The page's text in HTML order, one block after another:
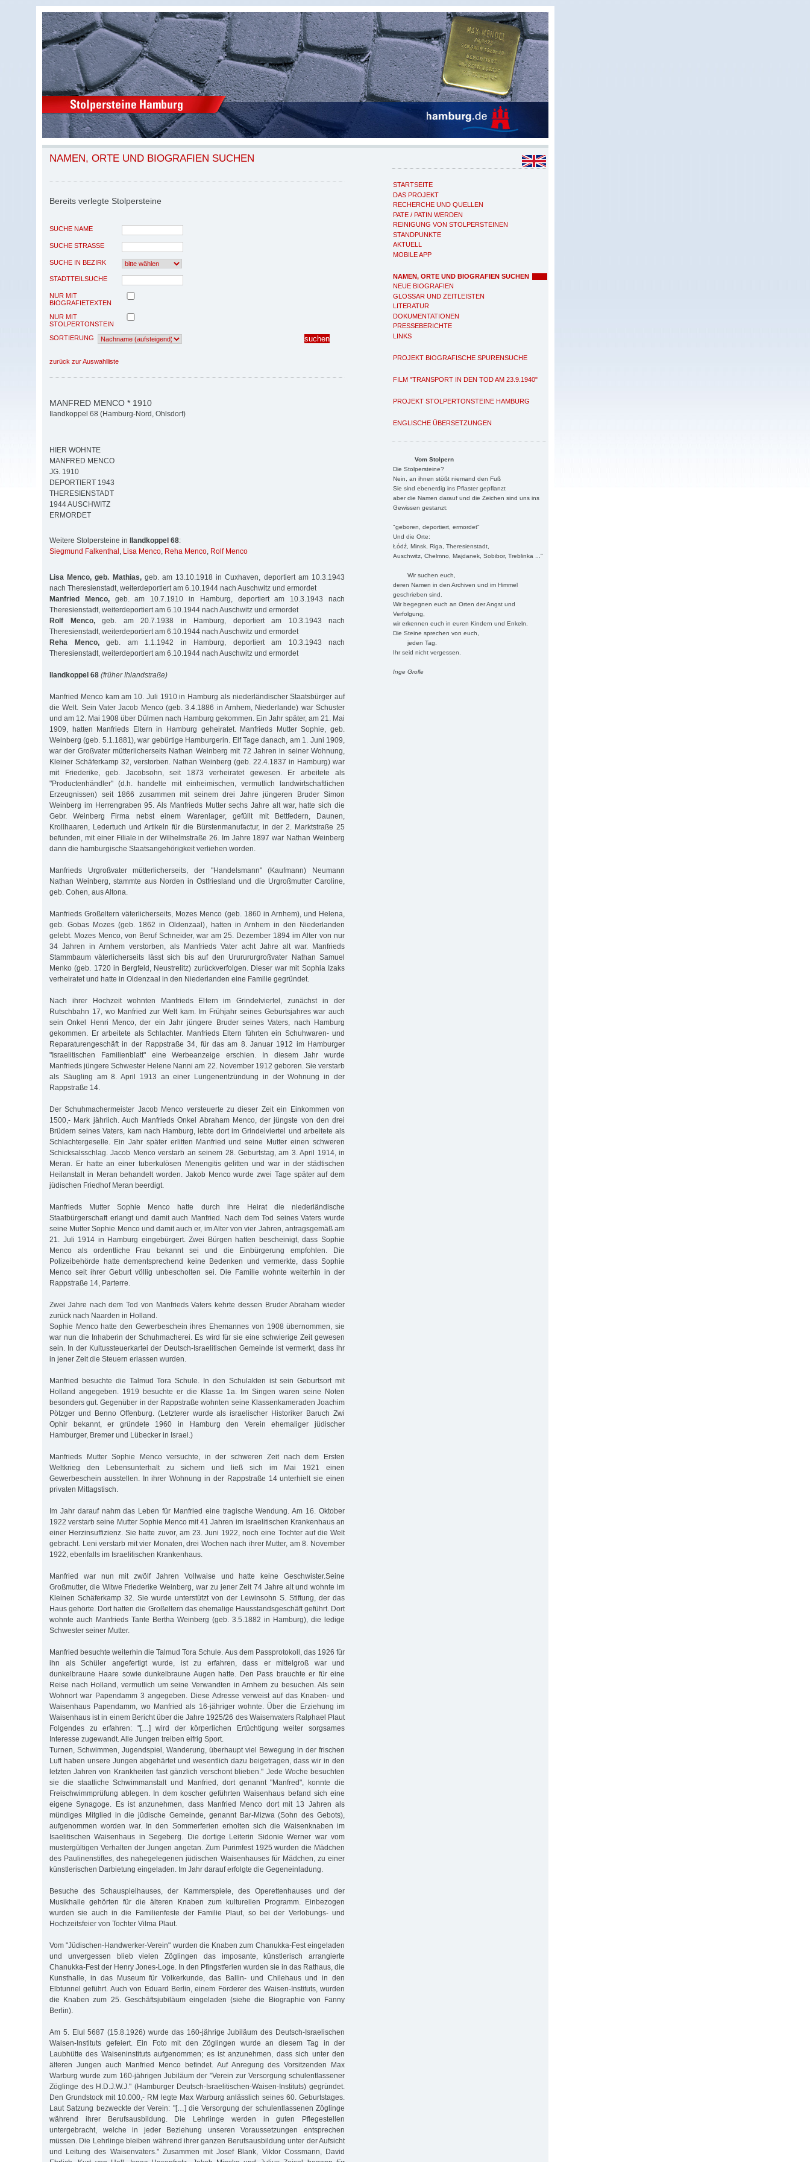
STARTSEITE
DAS PROJEKT
RECHERCHE UND QUELLEN
PATE / PATIN WERDEN
REINIGUNG VON STOLPERSTEINEN
STANDPUNKTE
AKTUELL
MOBILE APP
NAMEN, ORTE UND BIOGRAFIEN SUCHEN
NEUE BIOGRAFIEN
GLOSSAR UND ZEITLEISTEN
LITERATUR
DOKUMENTATIONEN
PRESSEBERICHTE
LINKS
PROJEKT BIOGRAFISCHE SPURENSUCHE
FILM "TRANSPORT IN DEN TOD AM 23.9.1940"
PROJEKT STOLPERTONSTEINE HAMBURG
ENGLISCHE ÜBERSETZUNGEN
Vom Stolpern
Die Stolpersteine?
Nein, an ihnen stößt niemand den Fuß
Sie sind ebenerdig ins Pflaster gepflanzt
aber die Namen darauf und die Zeichen sind uns ins
Gewissen gestanzt:
"geboren, deportiert, ermordet"
Und die Orte:
Łódź, Minsk, Riga, Theresienstadt,
Auschwitz, Chelmno, Majdanek, Sobibor, Treblinka ..."
Wir suchen euch,
deren Namen in den Archiven und im Himmel
geschrieben sind.
Wir begegnen euch an Orten der Angst und
Verfolgung,
wir erkennen euch in euren Kindern und Enkeln.
Die Steine sprechen von euch,
jeden Tag.
Ihr seid nicht vergessen.
Inge Grolle
NAMEN, ORTE UND BIOGRAFIEN SUCHEN
Bereits verlegte Stolpersteine
SUCHE NAME
SUCHE STRASSE
SUCHE IN BEZIRK
STADTTEILSUCHE
NUR MIT
BIOGRAFIETEXTEN
NUR MIT
STOLPERTONSTEIN
SORTIERUNG
zurück zur Auswahlliste
MANFRED MENCO * 1910
Ilandkoppel 68 (Hamburg-Nord, Ohlsdorf)
HIER WOHNTE
MANFRED MENCO
JG. 1910
DEPORTIERT 1943
THERESIENSTADT
1944 AUSCHWITZ
ERMORDET
Weitere Stolpersteine in Ilandkoppel 68:
Siegmund Falkenthal , Lisa Menco, Reha Menco, Rolf Menco
Lisa Menco, geb. Mathias,geb. am 13.10.1918 in Cuxhaven, deportiert am 10.3.1943
nach Theresienstadt, weiterdeportiert am 6.10.1944 nach Auschwitz und ermordet
Manfried Menco,geb. am 10.7.1910 in Hamburg, deportiert am 10.3.1943 nach
Theresienstadt, weiterdeportiert am 6.10.1944 nach Auschwitz und ermordet
Rolf Menco,geb. am 20.7.1938 in Hamburg, deportiert am 10.3.1943 nach
Theresienstadt, weiterdeportiert am 6.10.1944 nach Auschwitz und ermordet
Reha Menco,geb. am 1.1.1942 in Hamburg, deportiert am 10.3.1943 nach
Theresienstadt, weiterdeportiert am 6.10.1944 nach Auschwitz und ermordet
Ilandkoppel 68 (früher Ihlandstraße)
Manfried Menco kam am 10. Juli 1910 in Hamburg als niederländischer Staatsbürger auf
die Welt. Sein Vater Jacob Menco (geb. 3.4.1886 in Arnhem, Niederlande) war Schuster
und am 12. Mai 1908 über Dülmen nach Hamburg gekommen. Ein Jahr später, am 21. Mai
1909, hatten Manfrieds Eltern in Hamburg geheiratet. Manfrieds Mutter Sophie, geb.
Weinberg (geb. 5.1.1881), war gebürtige Hamburgerin. Elf Tage danach, am 1. Juni 1909,
war der Großvater mütterlicherseits Nathan Weinberg mit 72 Jahren in seiner Wohnung,
Kleiner Schäferkamp 32, verstorben. Nathan Weinberg (geb. 22.4.1837 in Hamburg) war
mit Friederike, geb. Jacobsohn, seit 1873 verheiratet gewesen. Er arbeitete als
"Productenhändler" (d.h. handelte mit einheimischen, vermutlich landwirtschaftlichen
Erzeugnissen) seit 1866 zusammen mit seinem drei Jahre jüngeren Bruder Simon
Weinberg im Herrengraben 95. Als Manfrieds Mutter sechs Jahre alt war, hatte sich die
Gebr. Weinberg Firma nebst einem Warenlager, gefüllt mit Bettfedern, Daunen,
Krollhaaren, Ledertuch und Artikeln für die Bürstenmanufactur, in der 2. Marktstraße 25
befunden, mit einer Filiale in der Wilhelmstraße 26. Im Jahre 1897 war Nathan Weinberg
dann die hamburgische Staatsangehörigkeit verliehen worden.
Manfrieds Urgroßvater mütterlicherseits, der "Handelsmann" (Kaufmann) Neumann
Nathan Weinberg, stammte aus Norden in Ostfriesland und die Urgroßmutter Caroline,
geb. Cohen, aus Altona.
Manfrieds Großeltern väterlicherseits, Mozes Menco (geb. 1860 in Arnhem), und Helena,
geb. Gobas Mozes (geb. 1862 in Oldenzaal), hatten in Arnhem in den Niederlanden
gelebt. Mozes Menco, von Beruf Schneider, war am 25. Dezember 1894 im Alter von nur
34 Jahren in Arnhem verstorben, als Manfrieds Vater acht Jahre alt war. Manfrieds
Stammbaum väterlicherseits lässt sich bis auf den Ururururgroßvater Nathan Samuel
Menko (geb. 1720 in Bergfeld, Neustrelitz) zurückverfolgen. Dieser war mit Sophia Izaks
verheiratet und hatte in Oldenzaal in den Niederlanden eine Familie gegründet.
Nach ihrer Hochzeit wohnten Manfrieds Eltern im Grindelviertel, zunächst in der
Rutschbahn 17, wo Manfried zur Welt kam. Im Frühjahr seines Geburtsjahres war auch
sein Onkel Henri Menco, der ein Jahr jüngere Bruder seines Vaters, nach Hamburg
gekommen. Er arbeitete als Schlachter. Manfrieds Eltern führten ein Schuhwaren- und
Reparaturengeschäft in der Rappstraße 34, für das am 8. Januar 1912 im Hamburger
"Israelitischen Familienblatt" eine Werbeanzeige erschien. In diesem Jahr wurde
Manfrieds jüngere Schwester Helene Nanni am 22. November 1912 geboren. Sie verstarb
als Säugling am 8. April 1913 an einer Lungenentzündung in der Wohnung in der
Rappstraße 14.
Der Schuhmachermeister Jacob Menco versteuerte zu dieser Zeit ein Einkommen von
1500,- Mark jährlich. Auch Manfrieds Onkel Abraham Menco, der jüngste von den drei
Brüdern seines Vaters, kam nach Hamburg, lebte dort im Grindelviertel und arbeitete als
Schlachtergeselle. Ein Jahr später erlitten Manfried und seine Mutter einen schweren
Schicksalsschlag. Jacob Menco verstarb an seinem 28. Geburtstag, am 3. April 1914, in
Meran. Er hatte an einer tuberkulösen Menengitis gelitten und war in der städtischen
Heilanstalt in Meran behandelt worden. Jakob Menco wurde zwei Tage später auf dem
jüdischen Friedhof Meran beerdigt.
Manfrieds Mutter Sophie Menco hatte durch ihre Heirat die niederländische
Staatbürgerschaft erlangt und damit auch Manfried. Nach dem Tod seines Vaters wurde
seine Mutter Sophie Menco und damit auch er, im Alter von vier Jahren, antragsgemäß am
21. Juli 1914 in Hamburg eingebürgert. Zwei Bürgen hatten bescheinigt, dass Sophie
Menco als ordentliche Frau bekannt sei und die Einbürgerung empfohlen. Die
Polizeibehörde hatte dementsprechend keine Bedenken und vermerkte, dass Sophie
Menco seit ihrer Geburt völlig unbescholten sei. Die Familie wohnte weiterhin in der
Rappstraße 14, Parterre.
Zwei Jahre nach dem Tod von Manfrieds Vaters kehrte dessen Bruder Abraham wieder
zurück nach Naarden in Holland.
Sophie Menco hatte den Gewerbeschein ihres Ehemannes von 1908 übernommen, sie
war nun die Inhaberin der Schuhmacherei. Es wird für sie eine schwierige Zeit gewesen
sein. In der Kultussteuerkartei der Deutsch-Israelitischen Gemeinde ist vermerkt, dass ihr
in jener Zeit die Steuern erlassen wurden.
Manfried besuchte die Talmud Tora Schule. In den Schulakten ist sein Geburtsort mit
Holland angegeben. 1919 besuchte er die Klasse 1a. Im Singen waren seine Noten
besonders gut. Gegenüber in der Rappstraße wohnten seine Klassenkameraden Joachim
Pötzger und Benno Offenburg. (Letzterer wurde als israelischer Historiker Baruch Zwi
Ophir bekannt, er gründete 1960 in Hamburg den Verein ehemaliger jüdischer
Hamburger, Bremer und Lübecker in Israel.)
Manfrieds Mutter Sophie Menco versuchte, in der schweren Zeit nach dem Ersten
Weltkrieg den Lebensunterhalt zu sichern und ließ sich im Mai 1921 einen
Gewerbeschein ausstellen. In ihrer Wohnung in der Rappstraße 14 unterhielt sie einen
privaten Mittagstisch.
Im Jahr darauf nahm das Leben für Manfried eine tragische Wendung. Am 16. Oktober
1922 verstarb seine Mutter Sophie Menco mit 41 Jahren im Israelitischen Krankenhaus an
einer Herzinsuffizienz. Sie hatte zuvor, am 23. Juni 1922, noch eine Tochter auf die Welt
gebracht. Leni verstarb mit vier Monaten, drei Wochen nach ihrer Mutter, am 8. November
1922, ebenfalls im Israelitischen Krankenhaus.
Manfried war nun mit zwölf Jahren Vollwaise und hatte keine Geschwister.Seine
Großmutter, die Witwe Friederike Weinberg, war zu jener Zeit 74 Jahre alt und wohnte im
Kleinen Schäferkamp 32. Sie wurde unterstützt von der Lewinsohn S. Stiftung, der das
Haus gehörte. Dort hatten die Großeltern das ehemalige Hausstandsgeschäft geführt. Dort
wohnte auch Manfrieds Tante Bertha Weinberg (geb. 3.5.1882 in Hamburg), die ledige
Schwester seiner Mutter.
Manfried besuchte weiterhin die Talmud Tora Schule. Aus dem Passprotokoll, das 1926 für
ihn als Schüler angefertigt wurde, ist zu erfahren, dass er mittelgroß war und
dunkelbraune Haare sowie dunkelbraune Augen hatte. Den Pass brauchte er für eine
Reise nach Holland, vermutlich um seine Verwandten in Arnhem zu besuchen. Als sein
Wohnort war Papendamm 3 angegeben. Diese Adresse verweist auf das Knaben- und
Waisenhaus Papendamm, wo Manfried als 16-jähriger wohnte. Über die Erziehung im
Waisenhaus ist in einem Bericht über die Jahre 1925/26 des Waisenvaters Ralphael Plaut
Folgendes zu erfahren: "[…] wird der körperlichen Ertüchtigung weiter sorgsames
Interesse zugewandt. Alle Jungen treiben eifrig Sport.
Turnen, Schwimmen, Jugendspiel, Wanderung, überhaupt viel Bewegung in der frischen
Luft haben unsere Jungen abgehärtet und wesentlich dazu beigetragen, dass wir in den
letzten Jahren von Krankheiten fast gänzlich verschont blieben." Jede Woche besuchten
sie die staatliche Schwimmanstalt und Manfried, dort genannt "Manfred", konnte die
Freischwimmprüfung ablegen. In dem koscher geführten Waisenhaus befand sich eine
eigene Synagoge. Es ist anzunehmen, dass Manfried Menco dort mit 13 Jahren als
mündiges Mitglied in die jüdische Gemeinde, genannt Bar-Mizwa (Sohn des Gebots),
aufgenommen worden war. In den Sommerferien erholten sich die Waisenknaben im
Isaelitischen Waisenhaus in Segeberg. Die dortige Leiterin Sidonie Werner war vom
mustergültigen Verhalten der Jungen angetan. Zum Purimfest 1925 wurden die Mädchen
des Paulinenstiftes, des nahegelegenen jüdischen Waisenhauses für Mädchen, zu einer
künstlerischen Darbietung eingeladen. Im Jahr darauf erfolgte die Gegeneinladung.
Besuche des Schauspielhauses, der Kammerspiele, des Operettenhauses und der
Musikhalle gehörten für die älteren Knaben zum kulturellen Programm. Einbezogen
wurden sie auch in die Familienfeste der Familie Plaut, so bei der Verlobungs- und
Hochzeitsfeier von Tochter Vilma Plaut.
Vom "Jüdischen-Handwerker-Verein" wurden die Knaben zum Chanukka-Fest eingeladen
und unvergessen blieb vielen Zöglingen das imposante, künstlerisch arrangierte
Chanukka-Fest der Henry Jones-Loge. In den Pfingstferien wurden sie in das Rathaus, die
Kunsthalle, in das Museum für Völkerkunde, das Ballin- und Chilehaus und in den
Elbtunnel geführt. Auch von Eduard Berlin, einem Förderer des Waisen-Instituts, wurden
die Knaben zum 25. Geschäftsjubiläum eingeladen (siehe die Biographie von Fanny
Berlin).
Am 5. Elul 5687 (15.8.1926) wurde das 160-jährige Jubiläum des Deutsch-Israelischen
Waisen-Instituts gefeiert. Ein Foto mit den Zöglingen wurde an diesem Tag in der
Laubhütte des Waiseninstituts aufgenommen; es ist anzunehmen, dass sich unter den
älteren Jungen auch Manfried Menco befindet. Auf Anregung des Vorsitzenden Max
Warburg wurde zum 160-jährigen Jubiläum der "Verein zur Versorgung schulentlassener
Zöglinge des H.D.J.W.J." (Hamburger Deutsch-Israelitischen-Waisen-Instituts) gegründet.
Den Grundstock mit 10.000,- RM legte Max Warburg anlässlich seines 60. Geburtstages.
Laut Satzung bezweckte der Verein: "[…] die Versorgung der schulentlassenen Zöglinge
während ihrer Berufsausbildung. Die Lehrlinge werden in guten Pflegestellen
untergebracht, welche in jeder Beziehung unseren Voraussetzungen entsprechen
müssen. Die Lehrlinge bleiben während ihrer ganzen Berufsausbildung unter der Aufsicht
und Leitung des Waisenvaters." Zusammen mit Josef Blank, Viktor Cossmann, David